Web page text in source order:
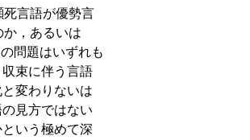
言語が優勢言
か，あるいは
問題はいずれも
束に伴う言語
変わりないは
見方ではない
いう極めて深